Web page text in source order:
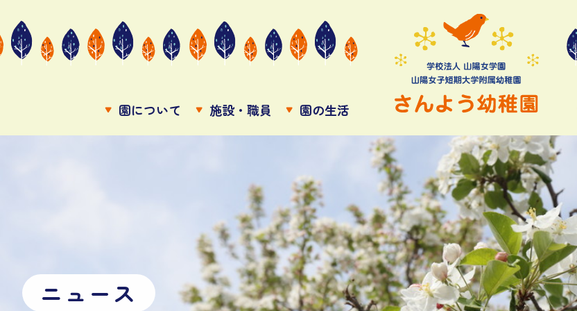
園について 施設・職員 園の生活
ニ ュ ー ス